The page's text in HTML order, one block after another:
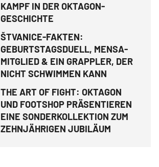
KAMPF IN DER OKTAGON-
GESCHICHTE
ŠTVANICE-FAKTEN:
GEBURTSTAGSDUELL, MENSA-
MITGLIED & EIN GRAPPLER, DER
NICHT SCHWIMMEN KANN
THE ART OF FIGHT: OKTAGON
UND FOOTSHOP PRÄSENTIEREN
EINE SONDERKOLLEKTION ZUM
ZEHNJÄHRIGEN JUBILÄUM